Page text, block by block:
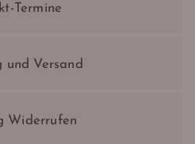
Termine
und Versand
Widerrufen